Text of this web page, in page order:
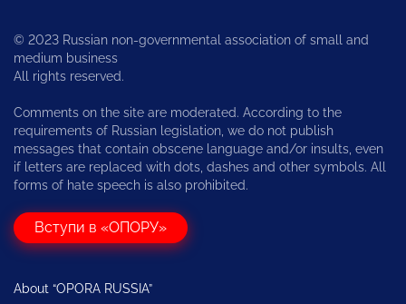
© 2023 Russian non-governmental association of small and
medium business
All rights reserved.
Comments on the site are moderated. According to the
requirements of Russian legislation, we do not publish
messages that contain obscene language and/or insults, even
if letters are replaced with dots, dashes and other symbols. All
forms of hate speech is also prohibited.
Вступи в «ОПОРУ»
About “OPORA RUSSIA”